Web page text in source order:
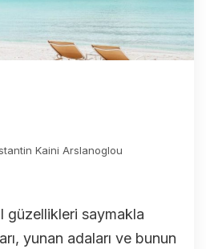
Kaini Arslanoglou
güzellikleri saymakla
yunan adaları ve bunun